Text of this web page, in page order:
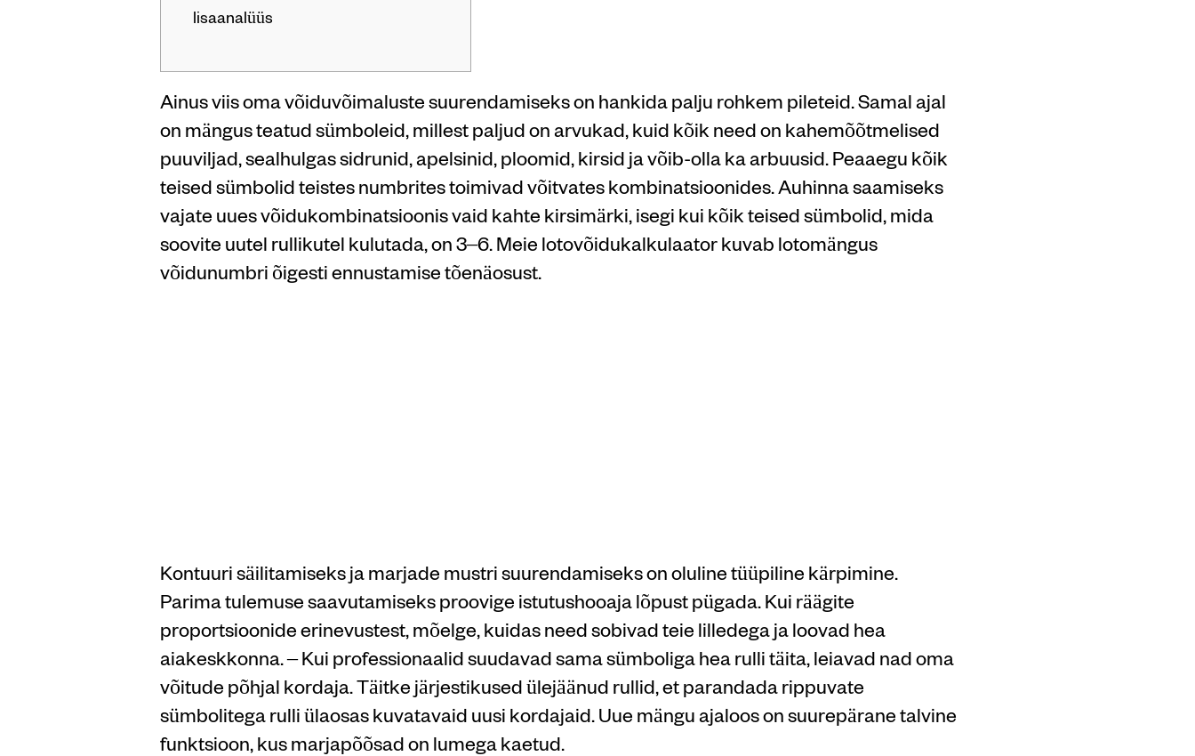
lisaanalüüs
Ainus viis oma võiduvõimaluste suurendamiseks on hankida palju rohkem pileteid. Samal ajal
on mängus teatud sümboleid, millest paljud on arvukad, kuid kõik need on kahemõõtmelised
puuviljad, sealhulgas sidrunid, apelsinid, ploomid, kirsid ja võib-olla ka arbuusid. Peaaegu kõik
teised sümbolid teistes numbrites toimivad võitvates kombinatsioonides.Auhinna saamiseks
vajate uues võidukombinatsioonis vaid kahte kirsimärki, isegi kui kõik teised sümbolid, mida
soovite uutel rullikutel kulutada, on 3–6. Meie lotovõidukalkulaator kuvab lotomängus
võidunumbri õigesti ennustamise tõenäosust.
Kontuuri säilitamiseks ja marjade mustri suurendamiseks on oluline tüüpiline kärpimine.
Parima tulemuse saavutamiseks proovige istutushooaja lõpust pügada. Kui räägite
proportsioonide erinevustest, mõelge, kuidas need sobivad teie lilledega ja loovad hea
aiakeskkonna. – Kui professionaalid suudavad sama sümboliga hea rulli täita, leiavad nad oma
võitude põhjal kordaja. Täitke järjestikused ülejäänud rullid, et parandada rippuvate
sümbolitega rulli ülaosas kuvatavaid uusi kordajaid. Uue mängu ajaloos on suurepärane talvine
funktsioon, kus marjapõõsad on lumega kaetud.